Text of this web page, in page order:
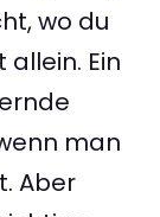
wo du
Ein
man
Aber